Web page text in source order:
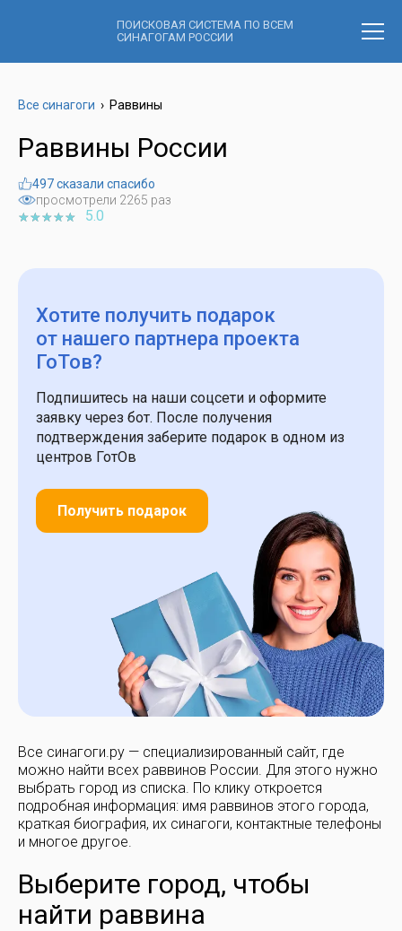
ПОИСКОВАЯ СИСТЕМА ПО ВСЕМ
СИНАГОГАМ РОССИИ
Все синагоги › Раввины
Раввины России
5.0
просмотрели 2265 раз
497 сказали спасибо
Хотите получить подарок
от нашего партнера проекта
ГоТов?
Подпишитесь на наши соцсети и оформите
заявку через бот. После получения
подтверждения заберите подарок в одном из
центров ГотОв
Получить подарок
Все синагоги.ру — специализированный сайт, где
можно найти всех раввинов России. Для этого нужно
выбрать город из списка. По клику откроется
подробная информация: имя раввинов этого города,
краткая биография, их синагоги, контактные телефоны
и многое другое.
Выберите город, чтобы
найти раввина